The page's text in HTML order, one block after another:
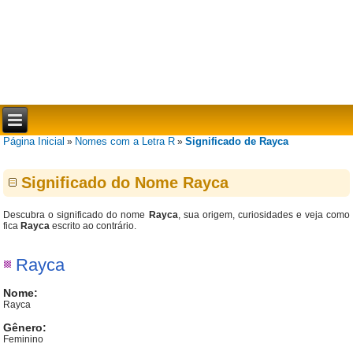
Página Inicial » Nomes com a Letra R »Significado de Rayca
Significado do Nome Rayca
Descubra o significado do nome Rayca, sua origem, curiosidades e veja como
fica Rayca escrito ao contrário.
Rayca
Nome:
Rayca
Gênero:
Feminino